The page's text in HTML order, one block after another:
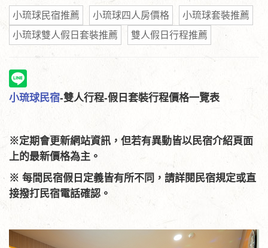
小琉球民宿推薦 小琉球四人房價格
小琉球套裝推薦
小琉球雙人假日套裝推薦
雙人假日行程推薦
小琉球民宿-雙人行程-假日 套裝行程價格一覽表
※定期會更新網站資訊，但若有異動皆以民宿介紹頁面
上的最新價格為主。
※ 每間民宿假日定義皆有所不同，請詳閱民宿規定或直
接撥打民宿電話確認。